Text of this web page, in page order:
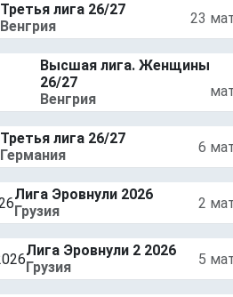
Третья лига 26/27
Венгрия
23
Высшая лига. Женщины
26/27
Венгрия
Третья лига 26/27
Германия
6
Лига Эровнули 2026
Грузия
2
Лига Эровнули 2 2026
Грузия
5